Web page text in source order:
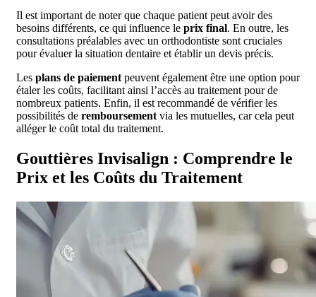
Il est important de noter que chaque patient peut avoir des
besoins différents, ce qui influence le prix final. En outre, les
consultations préalables avec un orthodontiste sont cruciales
pour évaluer la situation dentaire et établir un devis précis.
Les plans de paiementpeuvent également être une option pour
étaler les coûts, facilitant ainsi l’accès au traitement pour de
nombreux patients. Enfin, il est recommandé de vérifier les
possibilités de remboursementvia les mutuelles, car cela peut
alléger le coût total du traitement.
Gouttières Invisalign : Comprendre le
Prix et les Coûts du Traitement